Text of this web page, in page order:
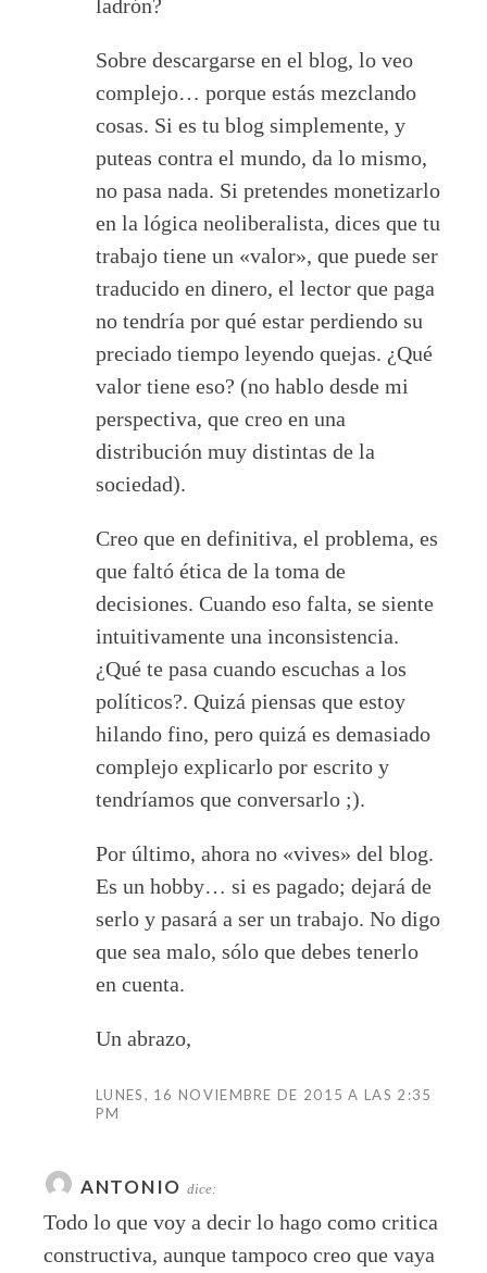
ladrón?
Sobre descargarse en el blog, lo veo
complejo… porque estás mezclando
cosas. Si es tu blog simplemente, y
puteas contra el mundo, da lo mismo,
no pasa nada. Si pretendes monetizarlo
en la lógica neoliberalista, dices que tu
trabajo tiene un «valor», que puede ser
traducido en dinero, el lector que paga
no tendría por qué estar perdiendo su
preciado tiempo leyendo quejas. ¿Qué
valor tiene eso? (no hablo desde mi
perspectiva, que creo en una
distribución muy distintas de la
sociedad).
Creo que en definitiva, el problema, es
que faltó ética de la toma de
decisiones. Cuando eso falta, se siente
intuitivamente una inconsistencia.
¿Qué te pasa cuando escuchas a los
políticos?. Quizá piensas que estoy
hilando fino, pero quizá es demasiado
complejo explicarlo por escrito y
tendríamos que conversarlo ;).
Por último, ahora no «vives» del blog.
Es un hobby… si es pagado; dejará de
serlo y pasará a ser un trabajo. No digo
que sea malo, sólo que debes tenerlo
en cuenta.
Un abrazo,
LUNES, 16 NOVIEMBRE DE 2015 A LAS 2:35
PM
ANTONIO dice:
Todo lo que voy a decir lo hago como critica
constructiva, aunque tampoco creo que vaya